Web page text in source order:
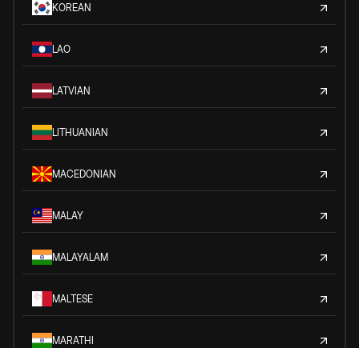
KOREAN
LAO
LATVIAN
LITHUANIAN
MACEDONIAN
MALAY
MALAYALAM
MALTESE
MARATHI